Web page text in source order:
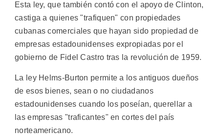
Esta ley, que también contó con el apoyo de Clinton,
castiga a quienes "trafiquen" con propiedades
cubanas comerciales que hayan sido propiedad de
empresas estadounidenses expropiadas por el
gobierno de Fidel Castro tras la revolución de 1959.
La ley Helms-Burton permite a los antiguos dueños
de esos bienes, sean o no ciudadanos
estadounidenses cuando los poseían, querellar a
las empresas "traficantes" en cortes del país
norteamericano.